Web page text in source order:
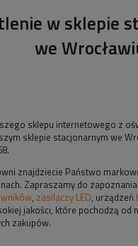
w sklepie
we
sklepu internetowego z
sklepie stacjonarnym we
znajdziecie Państwo
Zapraszamy do
, zasilaczy LED, urządzeń
jakości, które pochodzą od
zakupów.